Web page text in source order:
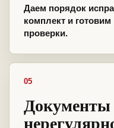
Даем порядок
комплект и
проверки.
05
Документы